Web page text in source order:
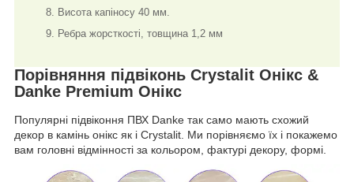
Висота капіносу 40 мм.
Ребра жорсткості, товщина 1,2 мм
Порівняння підвіконь Crystalit Онікс &
Danke Premium Онікс
Популярні підвіконня ПВХ Danke так само мають схожий
декор в камінь онікс як і Crystalit. Ми порівняємо їх і покажемо
вам головні відмінності за кольором, фактурі декору, формі.